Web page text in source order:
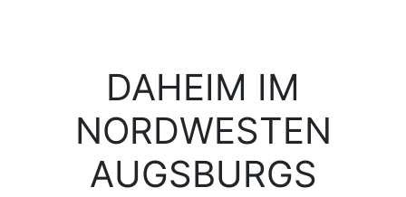
DAHEIM IM
NORDWESTEN
AUGSBURGS